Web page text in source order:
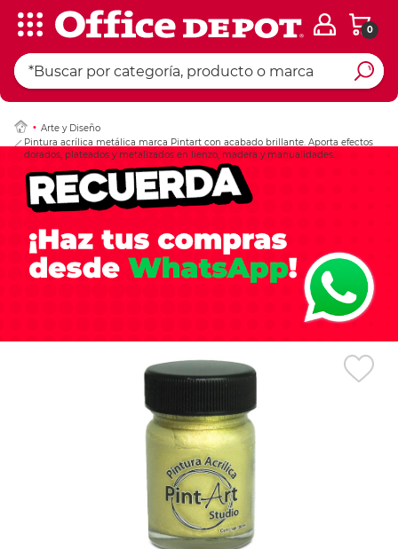
0
Arte y Diseño
Pintura acrílica metálica marca Pintart con acabado brillante. Aporta efectos
dorados, plateados y metalizados en lienzo, madera y manualidades.
Ingresar Codigo